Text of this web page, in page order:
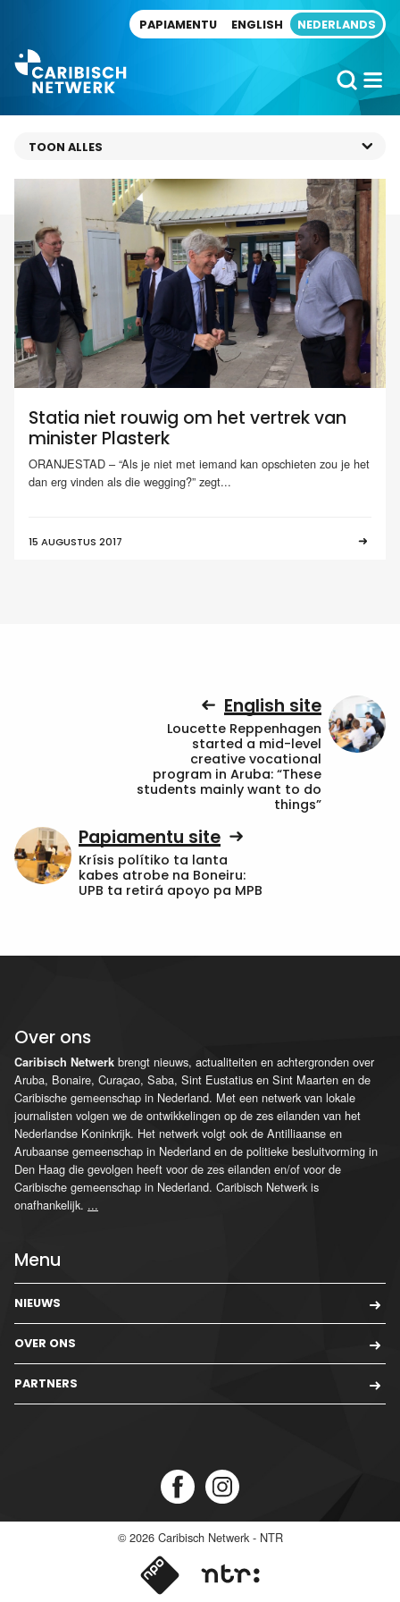
PAPIAMENTU ENGLISH NEDERLANDS
Statia niet rouwig om het vertrek van
minister Plasterk
ORANJESTAD – “Als je niet met iemand kan opschieten zou je het
dan erg vinden als die wegging?” zegt...
15 AUGUSTUS 2017
English site
Loucette Reppenhagen
started a mid-level
creative vocational
program in Aruba: “These
students mainly want to do
things”
Papiamentu site
Krísis polítiko ta lanta
kabes atrobe na Boneiru:
UPB ta retirá apoyo pa MPB
Over ons
Caribisch Netwerk brengt nieuws, actualiteiten en achtergronden over
Aruba, Bonaire, Curaçao, Saba, Sint Eustatius en Sint Maarten en de
Caribische gemeenschap in Nederland. Met een netwerk van lokale
journalisten volgen we de ontwikkelingen op de zes eilanden van het
Nederlandse Koninkrijk. Het netwerk volgt ook de Antilliaanse en
Arubaanse gemeenschap in Nederland en de politieke besluitvorming in
Den Haag die gevolgen heeft voor de zes eilanden en/of voor de
Caribische gemeenschap in Nederland. Caribisch Netwerk is
onafhankelijk. ...
Menu
NIEUWS
OVER ONS
PARTNERS
© 2026 Caribisch Netwerk - NTR